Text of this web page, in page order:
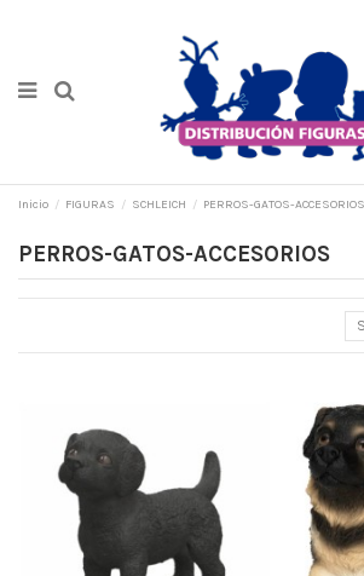
Inicio FIGURAS SCHLEICH PERROS-GATOS-ACCESORIOS
PERROS-GATOS-ACCESORIOS